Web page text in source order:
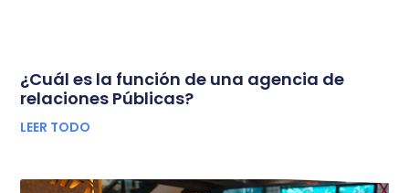
¿Cuál es la función de una agencia de
relaciones Públicas?
LEER TODO